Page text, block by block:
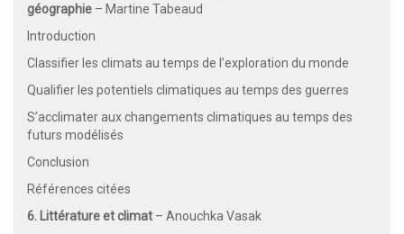
géographie – Martine Tabeaud
Introduction
Classifier les climats au temps de l’exploration du monde
Qualifier les potentiels climatiques au temps des guerres
S’acclimater aux changements climatiques au temps des
futurs modélisés
Conclusion
Références citées
6. Littérature et climat – Anouchka Vasak